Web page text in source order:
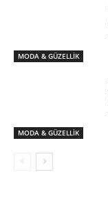
MODA & GÜZELLİK
MODA & GÜZELLİK